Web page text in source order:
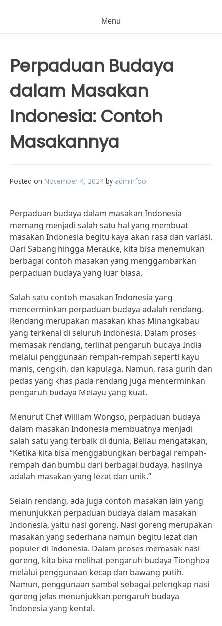
Menu
Perpaduan Budaya
dalam Masakan
Indonesia: Contoh
Masakannya
Posted on November 4, 2024 by adminfoo
Perpaduan budaya dalam masakan Indonesia
memang menjadi salah satu hal yang membuat
masakan Indonesia begitu kaya akan rasa dan variasi.
Dari Sabang hingga Merauke, kita bisa menemukan
berbagai contoh masakan yang menggambarkan
perpaduan budaya yang luar biasa.
Salah satu contoh masakan Indonesia yang
mencerminkan perpaduan budaya adalah rendang.
Rendang merupakan masakan khas Minangkabau
yang terkenal di seluruh Indonesia. Dalam proses
memasak rendang, terlihat pengaruh budaya India
melalui penggunaan rempah-rempah seperti kayu
manis, cengkih, dan kapulaga. Namun, rasa gurih dan
pedas yang khas pada rendang juga mencerminkan
pengaruh budaya Melayu yang kuat.
Menurut Chef William Wongso, perpaduan budaya
dalam masakan Indonesia membuatnya menjadi
salah satu yang terbaik di dunia. Beliau mengatakan,
“Ketika kita bisa menggabungkan berbagai rempah-
rempah dan bumbu dari berbagai budaya, hasilnya
adalah masakan yang lezat dan unik.”
Selain rendang, ada juga contoh masakan lain yang
menunjukkan perpaduan budaya dalam masakan
Indonesia, yaitu nasi goreng. Nasi goreng merupakan
masakan yang sederhana namun begitu lezat dan
populer di Indonesia. Dalam proses memasak nasi
goreng, kita bisa melihat pengaruh budaya Tionghoa
melalui penggunaan kecap dan bawang putih.
Namun, penggunaan sambal sebagai pelengkap nasi
goreng jelas menunjukkan pengaruh budaya
Indonesia yang kental.